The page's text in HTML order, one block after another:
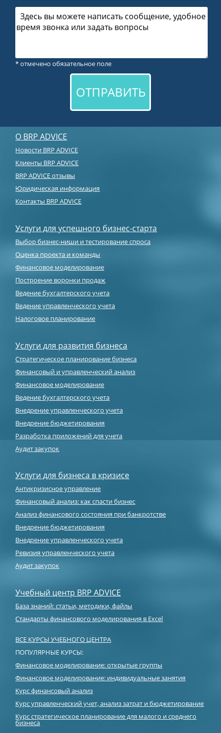
* отмечено обязательное поле
О BRP ADVICE
Новости BRP ADVICE
Клиенты BRP ADVICE
BRP ADVICE отзывы
Юридическая информация
Контакты BRP ADVICE
Услуги для успешного бизнес-старта
Выбор бизнес-ниши и тестирование спроса
Оценка проекта и команды
Финансовое моделирование
Построение воронки продаж
Ведение бухгалтерского учета
Ведение управленческого учета
Налоговое планирование
Услуги для развития бизнеса
Стратегическое планирование бизнеса
Финансовый и управленческий анализ
Финансовое моделирование
Ведение бухгалтерского учета
Внедрение управленческого учета
Внедрение бюджетирования
Разработка приложений для учета
Аудит закупок
Услуги для бизнеса в кризисе
Антикризисное управление
Финансовый анализ: как спасти бизнес
Анализ финансового состояния при банкротстве
Внедрение бюджетирования
Внедрение управленческого учета
Ревизия управленческого учета
Аудит закупок
Учебный центр BRP ADVICE
База знаний: статьи, методики, файлы
Стандарты финансового моделирования в Excel
ВСЕ КУРСЫ УЧЕБНОГО ЦЕНТРА
ПОПУЛЯРНЫЕ КУРСЫ:
Финансовое моделирование: открытые группы
Финансовое моделирование: индивидуальные занятия
Курс финансовый анализ
Курс управленческий учет, анализ затрат и бюджетирование
Курс стратегическое планирование для малого и среднего
бизнеса